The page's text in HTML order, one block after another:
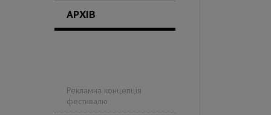
АРХІВ
Рекламна концепція
фестивалю